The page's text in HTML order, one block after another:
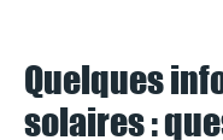
Quelques
solaires :